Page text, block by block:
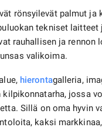
rönsyilevät palmut
tekniset
rauhallisen ja rennon
valikoima.
hierontagalleria,
jossa
Sillä on oma hyvin
kaksi